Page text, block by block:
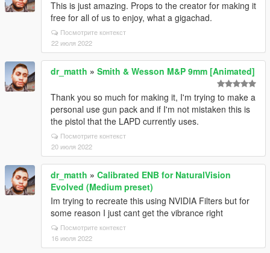
This is just amazing. Props to the creator for making it
free for all of us to enjoy, what a gigachad.
Посмотрите контекст
22 июля 2022
dr_matth » Smith & Wesson M&P 9mm [Animated]
Thank you so much for making it, I'm trying to make a
personal use gun pack and if I'm not mistaken this is
the pistol that the LAPD currently uses.
Посмотрите контекст
20 июля 2022
dr_matth » Calibrated ENB for NaturalVision
Evolved (Medium preset)
Im trying to recreate this using NVIDIA Filters but for
some reason I just cant get the vibrance right
Посмотрите контекст
16 июля 2022